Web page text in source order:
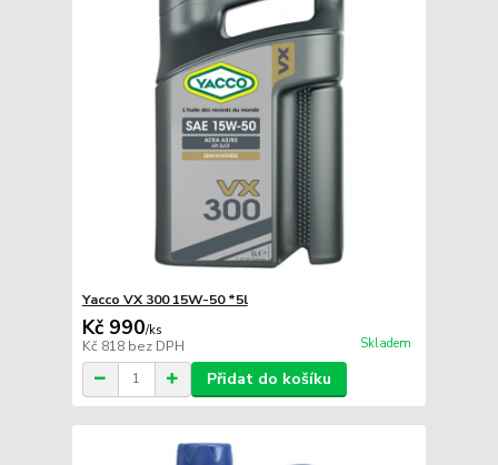
Yacco VX 300 15W-50 *5l
Kč 990/ks
Kč 818 bez DPH Skladem
Přidat do košíku